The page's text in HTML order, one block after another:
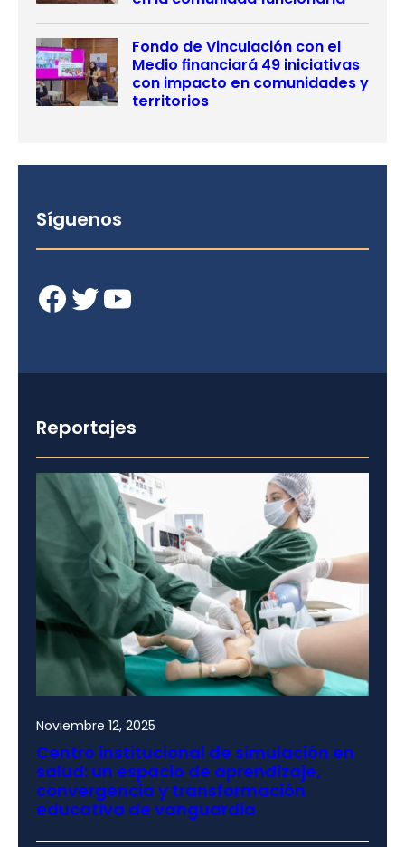
Fondo de Vinculación con el
Medio financiará 49 iniciativas
con impacto en comunidades y
territorios
Síguenos
Facebook Twitter YouTube
Reportajes
Noviembre 12, 2025
Centro institucional de simulación en
salud: un espacio de aprendizaje,
convergencia y transformación
educativa de vanguardia